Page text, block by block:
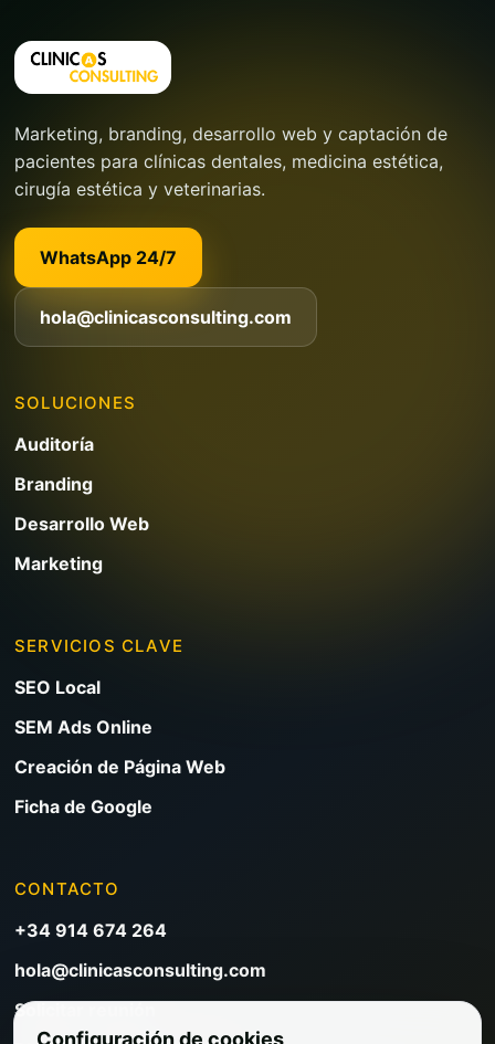
Marketing, branding, desarrollo web y captación de
pacientes para clínicas dentales, medicina estética,
cirugía estética y veterinarias.
WhatsApp 24/7
hola@clinicasconsulting.com
SOLUCIONES
Auditoría
Branding
Desarrollo Web
Marketing
SERVICIOS CLAVE
SEO Local
SEM Ads Online
Creación de Página Web
Ficha de Google
CONTACTO
+34 914 674 264
hola@clinicasconsulting.com
Solicitar reunión
Configuración de cookies